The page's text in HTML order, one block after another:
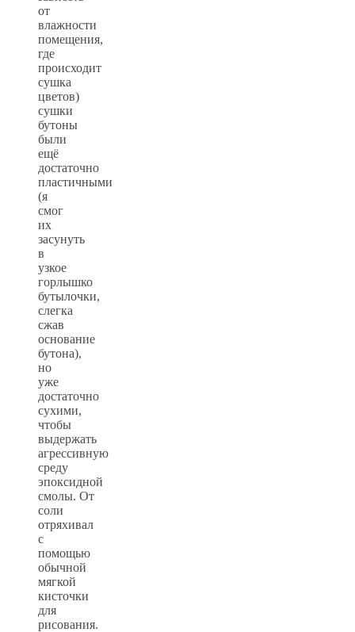
от
влажности
помещения,
где
происходит
сушка
цветов)
сушки
бутоны
были
ещё
достаточно
пластичными
(я
смог
их
засунуть
в
узкое
горлышко
бутылочки,
слегка
сжав
основание
бутона),
но
уже
достаточно
сухими,
чтобы
выдержать
агрессивную
среду
эпоксидной
смолы. От
соли
отряхивал
с
помощью
обычной
мягкой
кисточки
для
рисования.